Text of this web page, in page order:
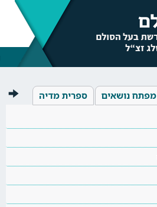
מפתח נושאים ספרית מדיה